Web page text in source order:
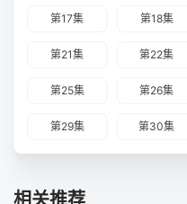
第17集 第18集
第21集 第22集
第25集 第26集
第29集 第30集
相关推荐